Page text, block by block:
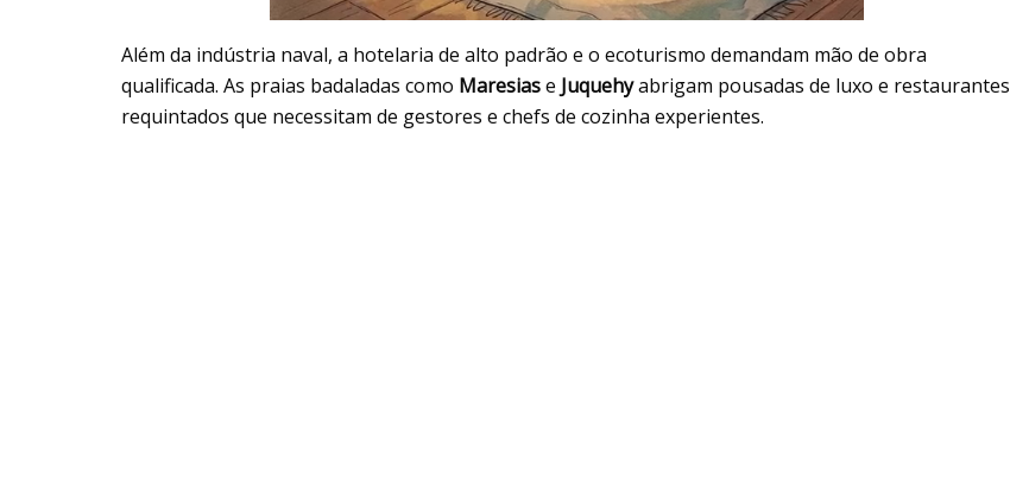
Além da indústria naval, a hotelaria de alto padrão e o ecoturismo demandam mão de obra
qualificada. As praias badaladas como Maresiase Juquehyabrigam pousadas de luxo e restaurantes
requintados que necessitam de gestores e chefs de cozinha experientes.